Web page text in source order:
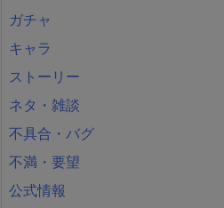
ガチャ
キャラ
ストーリー
ネタ・雑談
不具合・バグ
不満・要望
公式情報